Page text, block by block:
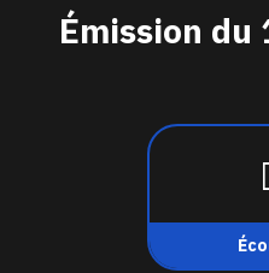
Émission du